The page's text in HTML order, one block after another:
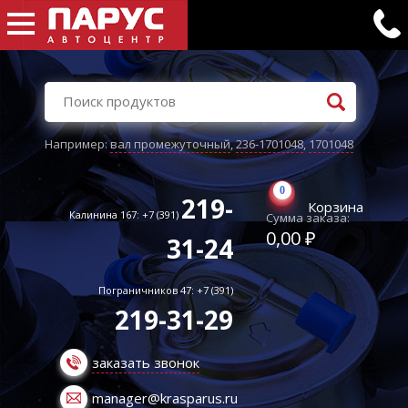
Например:вал промежуточный,236-1701048,1701048
Калинина 167: +7 (391) 219-
31-24
Пограничников 47: +7 (391)
219-31-29
заказать звонок
manager@krasparus.ru
0
Корзина
Сумма заказа:
0,00 ₽